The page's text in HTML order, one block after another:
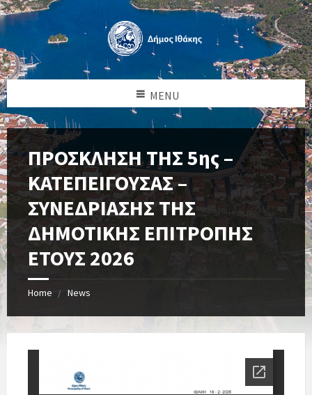
MENU
ΠΡΟΣΚΛΗΣΗ ΤΗΣ 5ης –
ΚΑΤΕΠΕΙΓΟΥΣΑΣ –
ΣΥΝΕΔΡΙΑΣΗΣ ΤΗΣ
ΔΗΜΟΤΙΚΗΣ ΕΠΙΤΡΟΠΗΣ
ΕΤΟΥΣ 2026
Home News